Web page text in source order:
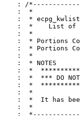
: /
:  *
:  *
:  *    List
:  *
:  * Portions
:  * Portions
:  *
:  * NOTES
:  *
:  *  *** DO
:  *
:  *
:  *  It has
:  *
: